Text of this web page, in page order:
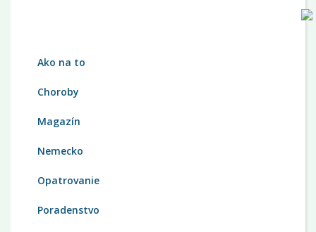
Ako na to
Choroby
Magazín
Nemecko
Opatrovanie
Poradenstvo